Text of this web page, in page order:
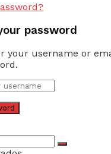
password
your username or